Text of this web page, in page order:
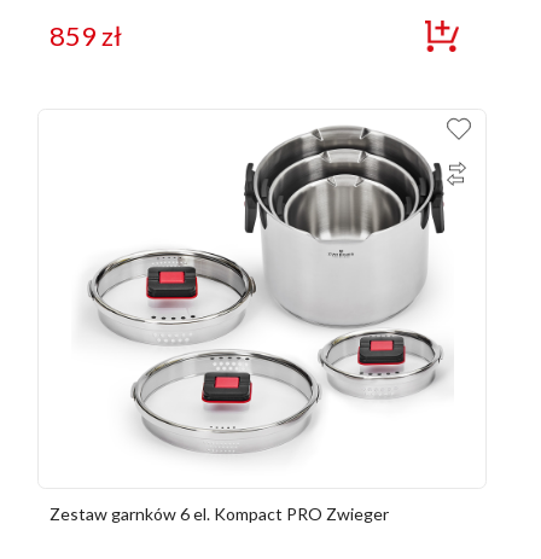
859zł
Zestaw garnków 6 el. Kompact PRO Zwieger